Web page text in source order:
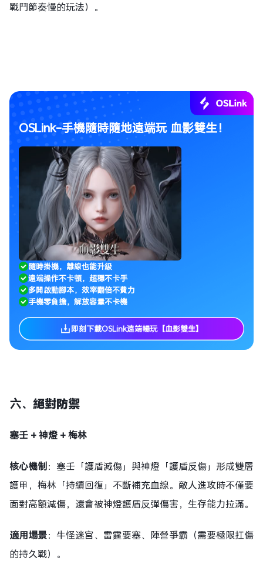
戰鬥節奏慢的玩法）。
OSLink-手機隨時隨地遠端玩 血影雙生！
隨時掛機，離線也能升級
遠端操作不卡頓，超穩不卡手
多開啟動腳本，效率翻倍不費力
手機零負擔，解放容量不卡機
即刻下載OSLink遠端暢玩【血影雙生】
六、 絕對防禦
塞壬 + 神燈 + 梅林
核心機制：塞壬「護盾減傷」與神燈「護盾反傷」形成雙層
護甲，梅林「持續回復」不斷補充血線。敵人進攻時不僅要
面對高額減傷，還會被神燈護盾反彈傷害，生存能力拉滿。
適用場景：牛怪迷宮、雷霆要塞、陣營爭霸（需要極限扛傷
的持久戰）。